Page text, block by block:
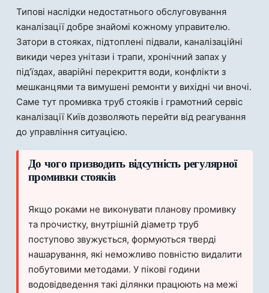
Типові наслідки недостатнього обслуговування
каналізації добре знайомі кожному управителю.
Затори в стояках, підтоплені підвали, каналізаційні
викиди через унітази і трапи, хронічний запах у
під’їздах, аварійні перекриття води, конфлікти з
мешканцями та вимушені ремонти у вихідні чи вночі.
Саме тут промивка труб стояків і грамотний сервіс
каналізації Київ дозволяють перейти від реагування
до управління ситуацією.
До чого призводить відсутність регулярної
промивки стояків
Якщо роками не виконувати планову промивку
та прочистку, внутрішній діаметр труб
поступово звужується, формуються тверді
нашарування, які неможливо повністю видалити
побутовими методами. У пікові години
водовідведення такі ділянки працюють на межі